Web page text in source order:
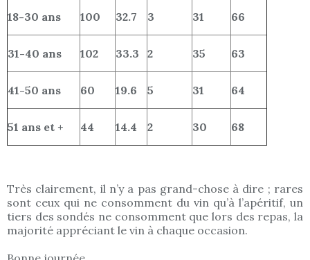
18-30 ans 100 32.7 3 31 66
31-40 ans 102 33.3 2 35 63
41-50 ans 60 19.6 5 31 64
51 ans et + 44 14.4 2 30 68
Très clairement, il n’y a pas grand-chose à dire ; rares
sont ceux qui ne consomment du vin qu’à l’apéritif, un
tiers des sondés ne consomment que lors des repas, la
majorité appréciant le vin à chaque occasion.